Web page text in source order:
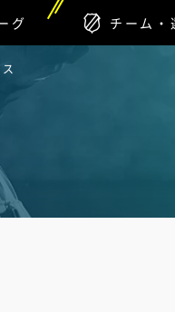
グ チーム・